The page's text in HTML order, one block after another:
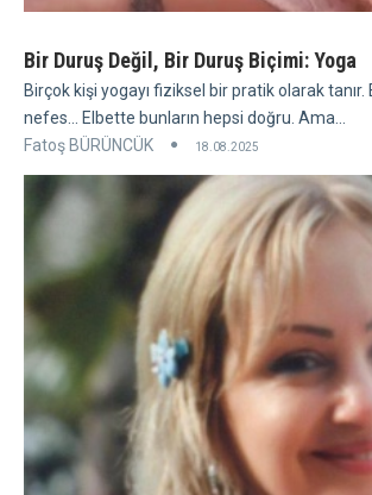
Bir Duruş Değil, Bir Duruş Biçimi: Yoga
Birçok kişi yogayı fiziksel bir pratik olarak tanır.
nefes... Elbette bunların hepsi doğru. Ama...
Fatoş BÜRÜNCÜK
18.08.2025